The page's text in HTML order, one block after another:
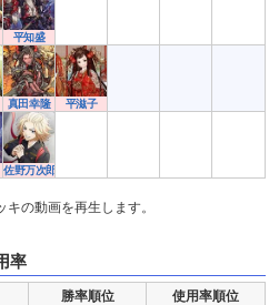
平知盛
真田幸隆 平滋子
佐野万次郎
の動画を再生します。
率
勝率順位
使用率順位